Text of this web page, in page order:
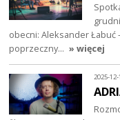
obecni: Aleksander Łabuć
poprzeczny… » więcej
2025-